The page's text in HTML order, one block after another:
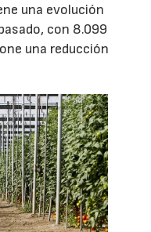
una evolución
con 8.099
una reducción